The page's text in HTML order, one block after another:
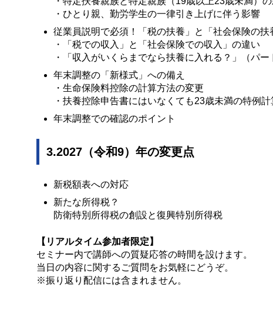
・ひとり親、勤労学生の一律引き上げに伴う影響
従業員説明で必須！「税の扶養」と「社会保険の扶
・「税での収入」と「社会保険での収入」の違い
・「収入がいくらまでなら扶養に入れる？」（パ
年末調整の「新様式」への備え
・生命保険料控除の計算方法の変更
・扶養控除申告書にはいなくても23歳未満の特例
年末調整での確認のポイント
3.2027（令和9）年の変更点
新税額表への対応
新たな所得税？
防衛特別所得税の創設と復興特別所得税
【リアルタイム参加者限定】
セミナー内で講師への質疑応答の時間を設けます。
当日の内容に関するご質問をお気軽にどうぞ。
※振り返り配信には含まれません。